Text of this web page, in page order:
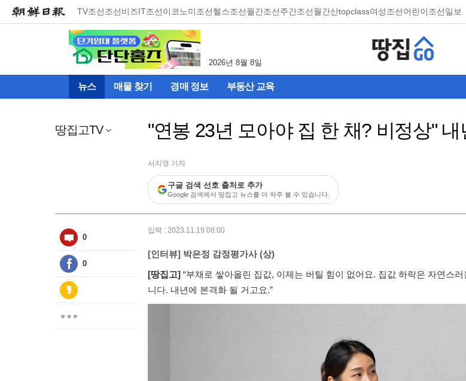
TV조선조선비즈IT조선이코노미조선헬스조선월간조선주간조선월간산topclass여성조선어린이조선일보
2026년 8월 8일
뉴스 매물 찾기 경매 정보 부동산 교육
땅집고TV "연봉 23년 모아야 집 한 채? 비정상"
서지영 기자
구글 검색 선호 출처로 추가
Google 검색에서 땅집고 뉴스를 더 자주 볼 수 있습니다.
0
0
입력 : 2023.11.19 08:00
[인터뷰] 박은정 감정평가사 (상)
[땅집고] “부채로 쌓아올린 집값, 이제는 버틸 힘이 없어요. 집값 하락은 자연스러
니다. 내년에 본격화 될 거고요.”